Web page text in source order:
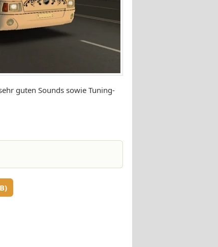
guten Sounds sowie Tuning-